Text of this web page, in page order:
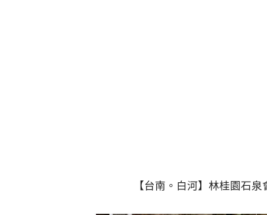
【台南。白河】林桂園石